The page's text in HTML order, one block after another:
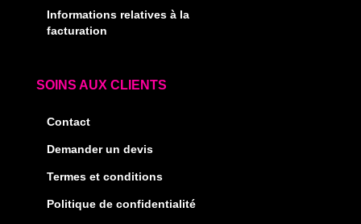
Informations relatives à la
facturation
SOINS AUX CLIENTS
Contact
Demander un devis
Termes et conditions
Politique de confidentialité